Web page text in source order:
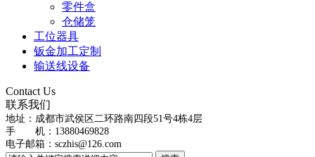
零件盒
仓储笼
工位器具
钣金加工定制
输送线设备
Contact Us
联系我们
地址： 成都市武侯区二环路南四段51号4栋4层
手 机：13880469828
电子邮箱： sczhis@126.com